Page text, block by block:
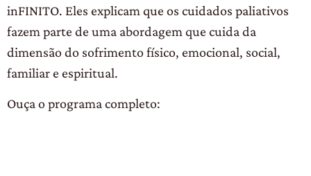
inFINITO. Eles explicam que os cuidados paliativos
fazem parte de uma abordagem que cuida da
dimensão do sofrimento físico, emocional, social,
familiar e espiritual.
Ouça o programa completo: